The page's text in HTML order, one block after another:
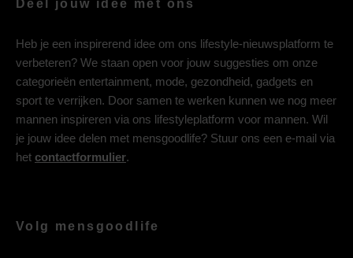
Deel jouw idee met ons
Heb je een inspirerend idee om ons lifestyle-nieuwsplatform te
verbeteren? We staan open voor jouw suggesties om onze
categorieën entertainment, mode, gezondheid, gadgets en
sport te verrijken. Door samen te werken kunnen we nog meer
mannen inspireren via ons lifestyleplatform voor mannen. Wil
je jouw idee delen met mensgoodlife? Stuur ons een e-mail via
het contactformulier.
Volg mensgoodlife